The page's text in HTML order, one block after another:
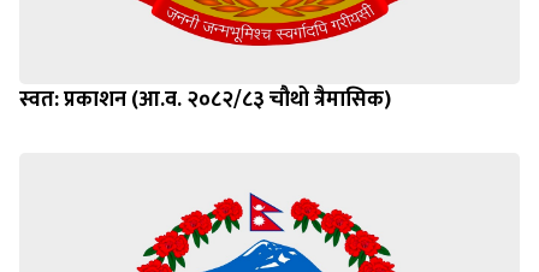
स्वत: प्रकाशन (आ.व. २०८२/८३ चौथो त्रैमासिक)